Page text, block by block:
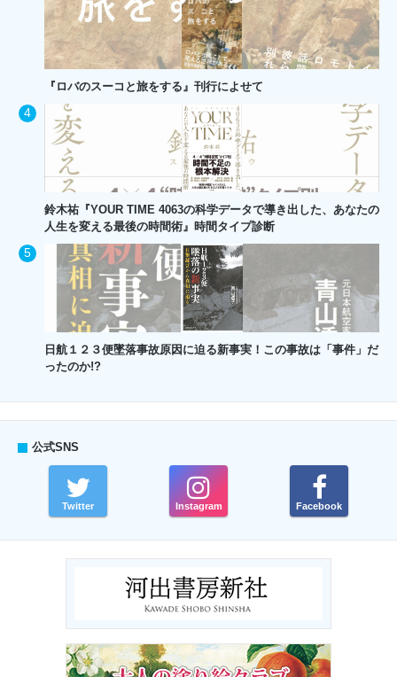
『ロバのスーコと旅をする』刊行によせて
鈴木祐『YOUR TIME 4063の科学データで導き出した、あなたの
人生を変える最後の時間術』時間タイプ診断
日航１２３便墜落事故原因に迫る新事実！この事故は「事件」だ
ったのか!?
公式SNS
Twitter Instagram Facebook